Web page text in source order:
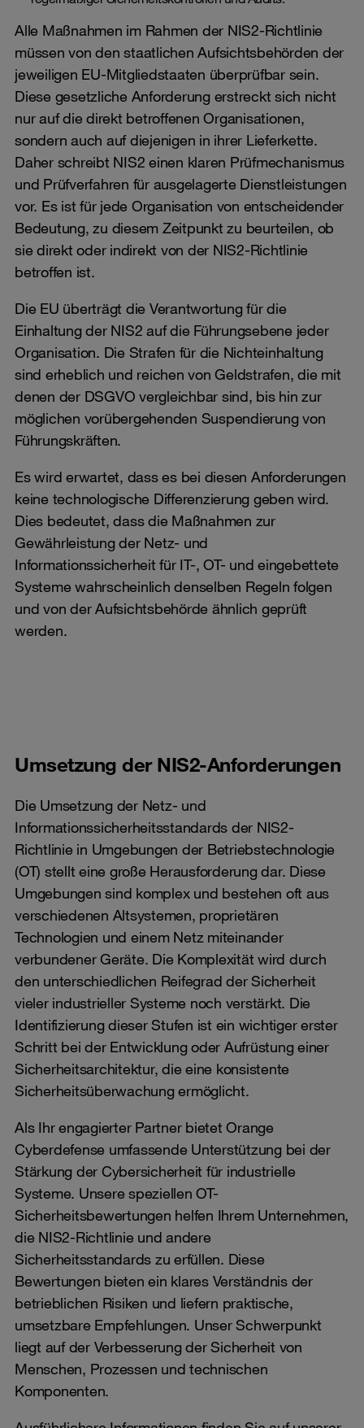
Alle Maßnahmen im Rahmen der NIS2-Richtlinie
müssen von den staatlichen Aufsichtsbehörden der
jeweiligen EU-Mitgliedstaaten überprüfbar sein.
Diese gesetzliche Anforderung erstreckt sich nicht
nur auf die direkt betroffenen Organisationen,
sondern auch auf diejenigen in ihrer Lieferkette.
Daher schreibt NIS2 einen klaren Prüfmechanismus
und Prüfverfahren für ausgelagerte Dienstleistungen
vor. Es ist für jede Organisation von entscheidender
Bedeutung, zu diesem Zeitpunkt zu beurteilen, ob
sie direkt oder indirekt von der NIS2-Richtlinie
betroffen ist.
Die EU überträgt die Verantwortung für die
Einhaltung der NIS2 auf die Führungsebene jeder
Organisation. Die Strafen für die Nichteinhaltung
sind erheblich und reichen von Geldstrafen, die mit
denen der DSGVO vergleichbar sind, bis hin zur
möglichen vorübergehenden Suspendierung von
Führungskräften.
Es wird erwartet, dass es bei diesen Anforderungen
keine technologische Differenzierung geben wird.
Dies bedeutet, dass die Maßnahmen zur
Gewährleistung der Netz- und
Informationssicherheit für IT-, OT- und eingebettete
Systeme wahrscheinlich denselben Regeln folgen
und von der Aufsichtsbehörde ähnlich geprüft
werden.
Umsetzung der NIS2-Anforderungen
Die Umsetzung der Netz- und
Informationssicherheitsstandards der NIS2-
Richtlinie in Umgebungen der Betriebstechnologie
(OT) stellt eine große Herausforderung dar. Diese
Umgebungen sind komplex und bestehen oft aus
verschiedenen Altsystemen, proprietären
Technologien und einem Netz miteinander
verbundener Geräte. Die Komplexität wird durch
den unterschiedlichen Reifegrad der Sicherheit
vieler industrieller Systeme noch verstärkt. Die
Identifizierung dieser Stufen ist ein wichtiger erster
Schritt bei der Entwicklung oder Aufrüstung einer
Sicherheitsarchitektur, die eine konsistente
Sicherheitsüberwachung ermöglicht.
Als Ihr engagierter Partner bietet Orange
Cyberdefense umfassende Unterstützung bei der
Stärkung der Cybersicherheit für industrielle
Systeme. Unsere speziellen OT-
Sicherheitsbewertungen helfen Ihrem Unternehmen,
die NIS2-Richtlinie und andere
Sicherheitsstandards zu erfüllen. Diese
Bewertungen bieten ein klares Verständnis der
betrieblichen Risiken und liefern praktische,
umsetzbare Empfehlungen. Unser Schwerpunkt
liegt auf der Verbesserung der Sicherheit von
Menschen, Prozessen und technischen
Komponenten.